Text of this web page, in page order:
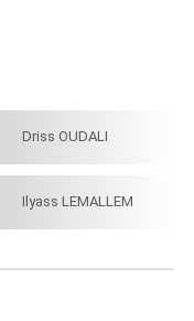
Driss OUDALI
Ilyass LEMALLEM